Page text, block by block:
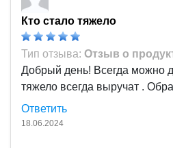
Кто стало тяжело
Тип отзыва: Отзыв о
Добрый день! Всегда можно
тяжело всегда выручат .
Ответить
18.06.2024